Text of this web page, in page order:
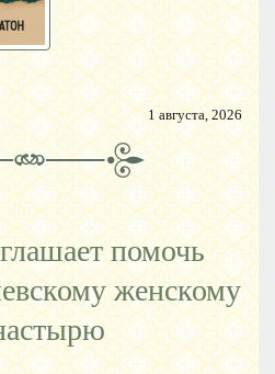
1 августа, 2026
помочь
женскому